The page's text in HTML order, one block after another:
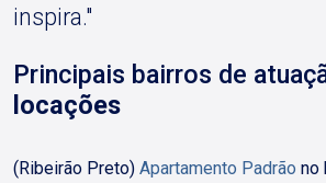
inspira."
Principais bairros de
locações
(Ribeirão Preto) Apartamento Padrão no